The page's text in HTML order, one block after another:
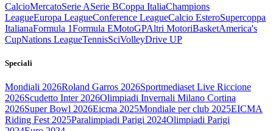
CalcioMercatoSerie ASerie BCoppa ItaliaChampions
LeagueEuropa LeagueConference LeagueCalcio EsteroSupercoppa
ItalianaFormula 1Formula EMotoGPAltri MotoriBasketAmerica's
CupNations LeagueTennisSciVolleyDrive UP
Speciali
Mondiali 2026Roland Garros 2026Sportmediaset Live Riccione
2026Scudetto Inter 2026Olimpiadi Invernali Milano Cortina
2026Super Bowl 2026Eicma 2025Mondiale per club 2025EICMA
Riding Fest 2025Paralimpiadi Parigi 2024Olimpiadi Parigi